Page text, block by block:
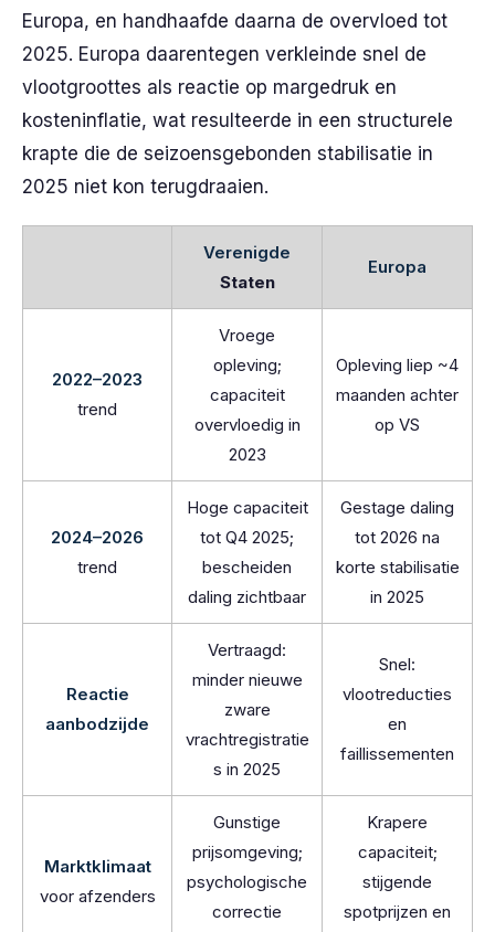
Europa, en handhaafde daarna de overvloed tot
2025. Europa daarentegen verkleinde snel de
vlootgroottes als reactie op margedruk en
kosteninflatie, wat resulteerde in een structurele
krapte die de seizoensgebonden stabilisatie in
2025 niet kon terugdraaien.
Verenigde
Staten
Europa
2022–2023
trend
Vroege
opleving;
capaciteit
overvloedig in
2023
Opleving liep ~4
maanden achter
op VS
2024–2026
trend
Hoge capaciteit
tot Q4 2025;
bescheiden
daling zichtbaar
Gestage daling
tot 2026 na
korte stabilisatie
in 2025
Reactie
aanbodzijde
Vertraagd:
minder nieuwe
zware
vrachtregistratie
s in 2025
Snel:
vlootreducties
en
faillissementen
Marktklimaat
voor afzenders
Gunstige
prijsomgeving;
psychologische
correctie
Krapere
capaciteit;
stijgende
spotprijzen en